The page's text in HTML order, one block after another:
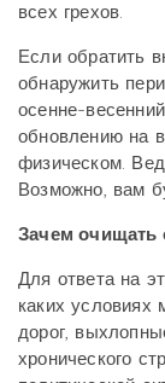
всех грехов.
Если обратить
обнаружить
осенне-
обновлению на
физическом.
Возможно, вам
Зачем очищать
Для ответа на
каких
дорог,
хронического